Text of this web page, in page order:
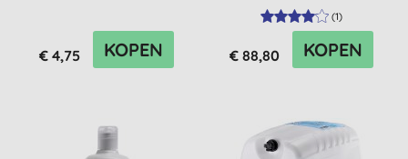
€ 4,75 KOPEN
(1)
€ 88,80 KOPEN